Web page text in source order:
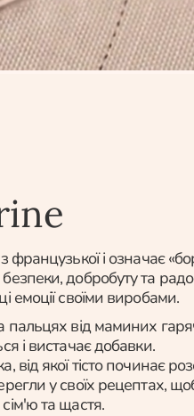
і означає
добробуту та
емоції своїми виробами.
від маминих
і вистачає добавки.
якої тісто починає
у своїх рецептах,
та щастя.